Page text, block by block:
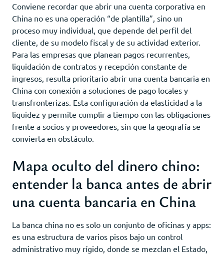
Conviene recordar que abrir una cuenta corporativa en
China no es una operación “de plantilla”, sino un
proceso muy individual, que depende del perfil del
cliente, de su modelo fiscal y de su actividad exterior.
Para las empresas que planean pagos recurrentes,
liquidación de contratos y recepción constante de
ingresos, resulta prioritario abrir una cuenta bancaria en
China con conexión a soluciones de pago locales y
transfronterizas. Esta configuración da elasticidad a la
liquidez y permite cumplir a tiempo con las obligaciones
frente a socios y proveedores, sin que la geografía se
convierta en obstáculo.
Mapa oculto del dinero chino:
entender la banca antes de abrir
una cuenta bancaria en China
La banca china no es solo un conjunto de oficinas y apps:
es una estructura de varios pisos bajo un control
administrativo muy rígido, donde se mezclan el Estado,